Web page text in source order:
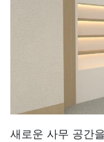
새로운 사무 공간